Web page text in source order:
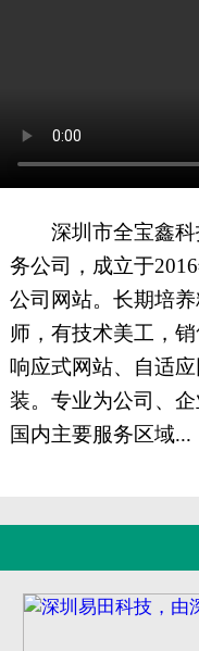
深圳市全宝鑫科
务公司，成立于
公司网站。长期培
师，有技术美工，
响应式网站、自适
装。专业为公司、
国内主要服务区域...